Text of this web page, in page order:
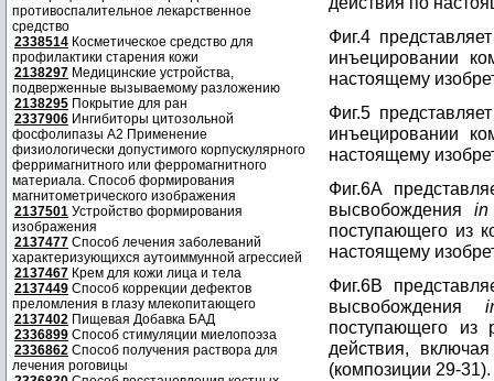
противоспалительное лекарственное
средство
2338514 Косметическое средство для
профилактики старения кожи
2138297 Медицинские устройства,
подверженные вызываемому разложению
2138295 Покрытие для ран
2337906 Ингибиторы цитозольной
фосфолипазы А2 Применение
физиологически допустимого корпускулярного
ферримагнитного или ферромагнитного
материала. Способ формирования
магнитометрического изображения
2137501 Устройство формирования
изображения
2137477 Способ лечения заболеваний
характеризующихся аутоиммунной агрессией
2137467 Крем для кожи лица и тела
2137449 Способ коррекции дефектов
преломления в глазу млекопитающего
2137402 Пищевая Добавка БАД
2336899 Способ стимуляции миелопоэза
2336862 Способ получения раствора для
лечения роговицы
Фиг.4
инъецировании
настоящему
Фиг.5
инъецировании
настоящему
Фиг.6А
высвобождения in
поступающего из
настоящему
Фиг.6B
высвобождения
поступающего из
действия,
(композиции 29-31).